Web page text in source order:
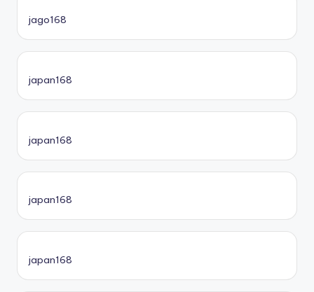
jago168
japan168
japan168
japan168
japan168